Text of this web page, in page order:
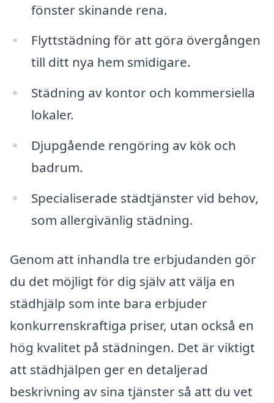
fönster skinande rena.
Flyttstädning för att göra övergången
till ditt nya hem smidigare.
Städning av kontor och kommersiella
lokaler.
Djupgående rengöring av kök och
badrum.
Specialiserade städtjänster vid behov,
som allergivänlig städning.
Genom att inhandla tre erbjudanden gör
du det möjligt för dig själv att välja en
städhjälp som inte bara erbjuder
konkurrenskraftiga priser, utan också en
hög kvalitet på städningen. Det är viktigt
att städhjälpen ger en detaljerad
beskrivning av sina tjänster så att du vet